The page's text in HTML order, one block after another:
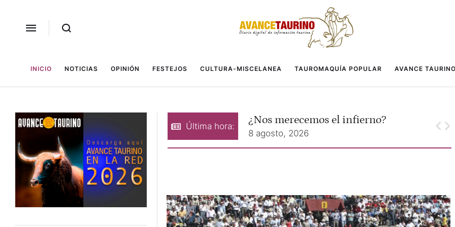
INICIO NOTICIAS OPINIÓN FESTEJOS CULTURA-MISCELANEA TAUROMAQUÍA POPULAR AVANCE TAURINO
Última hora:
Foios homenajea a Ferrán Torres
8 agosto, 2026
¿Nos merecemos el infierno?
8 agosto, 2026
8